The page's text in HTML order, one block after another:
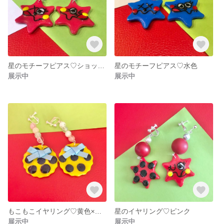
展示中
星のモチーフピアス♡水色
展示中
展示中
星のイヤリング♡ピンク
展示中